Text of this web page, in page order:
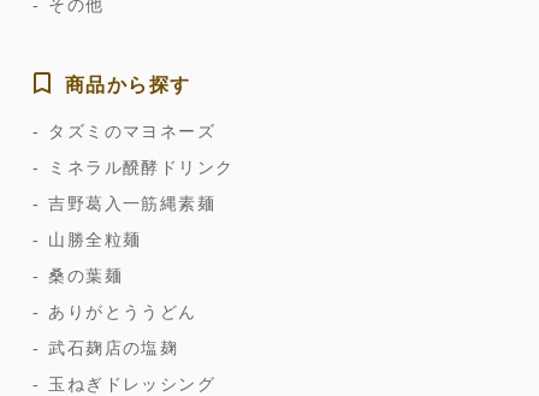
その他
商品から探す
タズミのマヨネーズ
ミネラル醗酵ドリンク
吉野葛入一筋縄素麺
山勝全粒麺
桑の葉麺
ありがとううどん
武石麹店の塩麹
玉ねぎドレッシング